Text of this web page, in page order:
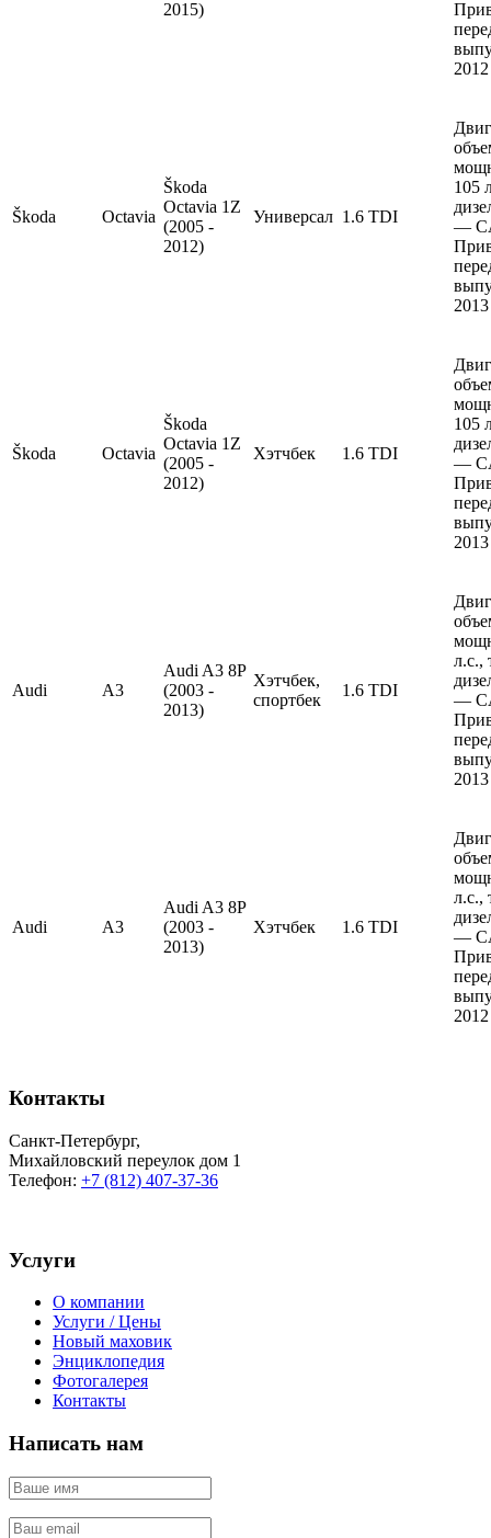
2015)
2012
Škoda Octavia
Škoda
Octavia 1Z
(2005 -
2012)
Универсал 1.6 TDI
105
—
2013
Škoda Octavia
Škoda
Octavia 1Z
(2005 -
2012)
Хэтчбек 1.6 TDI
105
—
2013
Audi A3
Audi A3 8P
(2003 -
2013)
Хэтчбек,
спортбек
1.6 TDI
—
2013
Audi A3
Audi A3 8P
(2003 -
2013)
Хэтчбек 1.6 TDI
—
2012
Контакты
Санкт-Петербург,
Михайловский переулок дом 1
Телефон: +7 (812) 407-37-36
Услуги
О компании
Услуги / Цены
Новый маховик
Энциклопедия
Фотогалерея
Контакты
Написать нам